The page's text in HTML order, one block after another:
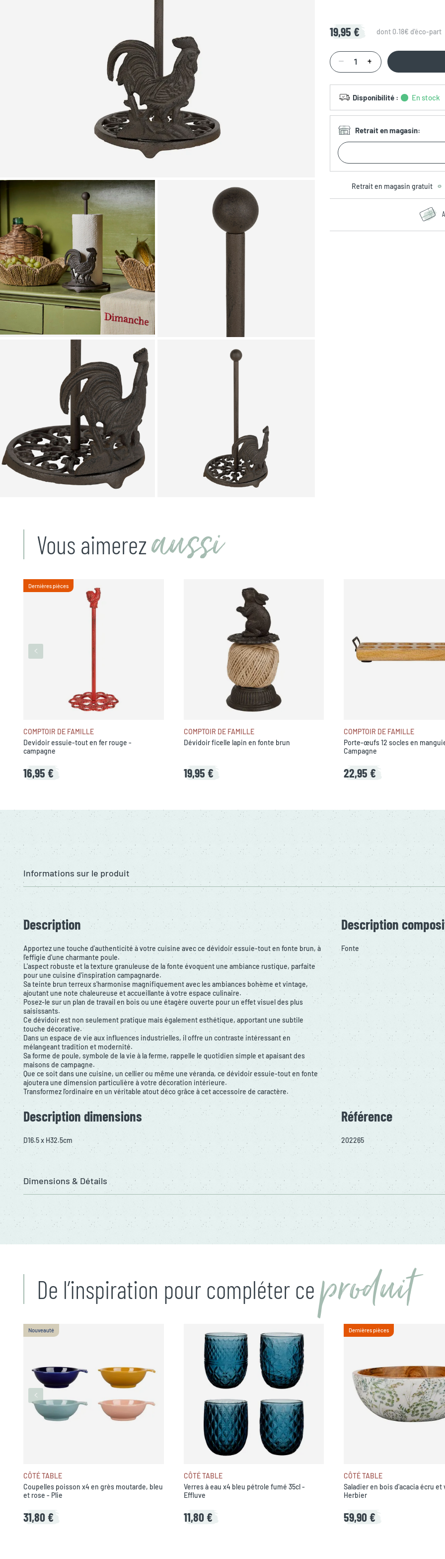
Zoomer sur l'image
19,95 € dont 0.18€ d'éco-part
Disponibilité : En stock
Retrait en magasin:
Retrait en magasin gratuit
Vous aimerez aussi
Dernières pièces
COMPTOIR DE FAMILLE
Devidoir essuie-tout en fer rouge -
campagne
16,95 €
COMPTOIR DE FAMILLE
Dévidoir ficelle lapin en fonte brun
19,95 €
COMPTOIR DE FAMILLE
Porte-œufs 12 socles en
Campagne
22,95 €
Informations sur le produit
Description
Apportez une touche d'authenticité à votre cuisine avec ce dévidoir essuie-tout en fonte brun, à
l'effigie d'une charmante poule.
L'aspect robuste et la texture granuleuse de la fonte évoquent une ambiance rustique, parfaite
pour une cuisine d'inspiration campagnarde.
Sa teinte brun terreux s'harmonise magnifiquement avec les ambiances bohème et vintage,
ajoutant une note chaleureuse et accueillante à votre espace culinaire.
Posez-le sur un plan de travail en bois ou une étagère ouverte pour un effet visuel des plus
saisissants.
Ce dévidoir est non seulement pratique mais également esthétique, apportant une subtile
touche décorative.
Dans un espace de vie aux influences industrielles, il offre un contraste intéressant en
mélangeant tradition et modernité.
Sa forme de poule, symbole de la vie à la ferme, rappelle le quotidien simple et apaisant des
maisons de campagne.
Que ce soit dans une cuisine, un cellier ou même une véranda, ce dévidoir essuie-tout en fonte
ajoutera une dimension particulière à votre décoration intérieure.
Transformez l'ordinaire en un véritable atout déco grâce à cet accessoire de caractère.
Description
Fonte
Description dimensions
D16.5 x H32.5cm
Référence
202265
Dimensions & Détails
De l’inspiration pour compléter ce produit
Nouveauté
CÔTÉ TABLE
Coupelles poisson x4 en grès moutarde, bleu
et rose - Plie
31,80 €
CÔTÉ TABLE
Verres à eau x4 bleu pétrole fumé 35cl -
Effluve
11,80 €
Dernières pièces
CÔTÉ TABLE
Saladier en bois d'acacia écru et
Herbier
59,90 €